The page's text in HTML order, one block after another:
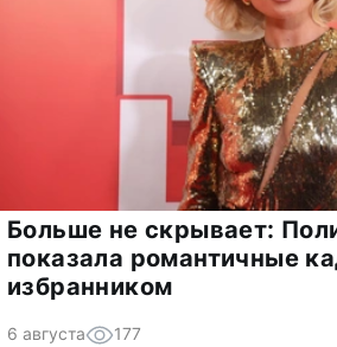
Больше не скрывает:
показала романтичные
избранником
6 августа 177